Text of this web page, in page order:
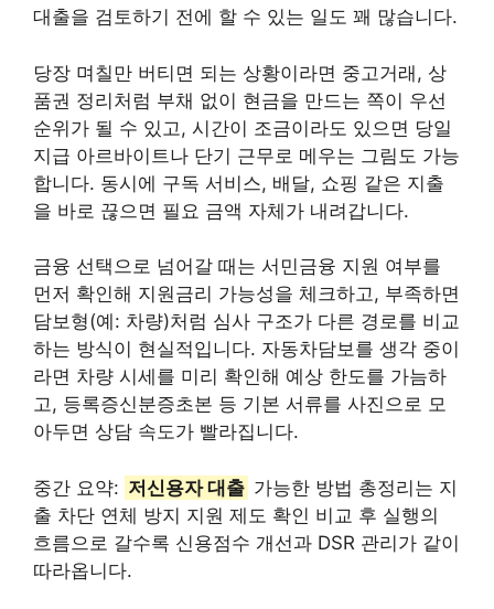
대출을 검토하기 전에 할 수 있는 일도 꽤 많습니다.
당장 며칠만 버티면 되는 상황이라면 중고거래, 상
품권 정리처럼 부채 없이 현금을 만드는 쪽이 우선
순위가 될 수 있고, 시간이 조금이라도 있으면 당일
지급 아르바이트나 단기 근무로 메우는 그림도 가능
합니다. 동시에 구독 서비스, 배달, 쇼핑 같은 지출
을 바로 끊으면 필요 금액 자체가 내려갑니다.
금융 선택으로 넘어갈 때는 서민금융 지원 여부를
먼저 확인해 지원금리 가능성을 체크하고, 부족하면
담보형(예: 차량)처럼 심사 구조가 다른 경로를 비교
하는 방식이 현실적입니다. 자동차담보를 생각 중이
라면 차량 시세를 미리 확인해 예상 한도를 가늠하
고, 등록증신분증초본 등 기본 서류를 사진으로 모
아두면 상담 속도가 빨라집니다.
중간 요약: 저신용자 대출 가능한 방법 총정리는 지
출 차단 연체 방지 지원 제도 확인 비교 후 실행의
흐름으로 갈수록 신용점수 개선과 DSR 관리가 같이
따라옵니다.